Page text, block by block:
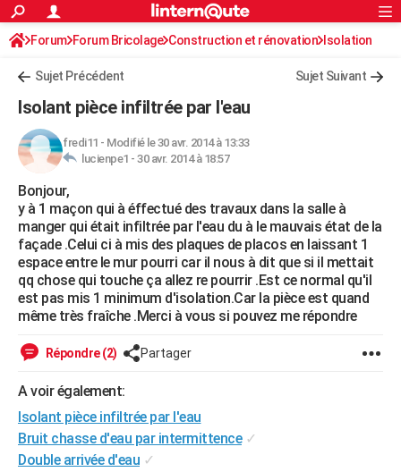
ACTUALITÉS
Politique
Société
Faits Divers
Education
Monde
Villes
+
FINANCE
Retraite
Impôts
Epargne
Immobilier
Risques naturels par ville
Banque
Assurance
Crédit
AUTO
Essais
Réserver un essai
Citadines
Berlines
SUV
Forum auto
+HIGH-TECH
Mobiles
Meilleur smartphone
Internet
Ordinateurs
Jeux vidéo
Guide high-tech
+BRICOLAGE
Forum
Aménagement intérieur
Extérieur
Cuisine
Salle de bains
Jardinage
Rangement
WEEK-END
Guides de France
Escapades
Patrimoine
Expositions
Musées
Week-end nature
LIFESTYLE
Art de vivre
Bien-être
Loisirs
Mode
Modes de vie
SANTE
VOYAGE
Destinations
City break
Voyage nature
Voyage de noces
Forum
Climat
PHOTO
GUIDES D'ACHAT
Rechercher
S'inscrire
Connexion
Forum Forum Bricolage Construction et rénovation Isolation
Sujet Précédent Sujet Suivant
Isolant pièce infiltrée par l'eau
fredi11 - Modifié le 30 avr. 2014 à 13:33
lucienpe1 - 30 avr. 2014 à 18:57
Bonjour,
y à 1 maçon qui à éffectué des travaux dans la salle à
manger qui était infiltrée par l'eau du à le mauvais état de la
façade .Celui ci à mis des plaques de placos en laissant 1
espace entre le mur pourri car il nous à dit que si il mettait
qq chose qui touche ça allez re pourrir .Est ce normal qu'il
est pas mis 1 minimum d'isolation.Car la pièce est quand
même très fraîche .Merci à vous si pouvez me répondre
Répondre (2) Partager
A voir également:
Isolant pièce infiltrée par l'eau
Bruit chasse d'eau par intermittence ✓
Double arrivée d'eau ✓